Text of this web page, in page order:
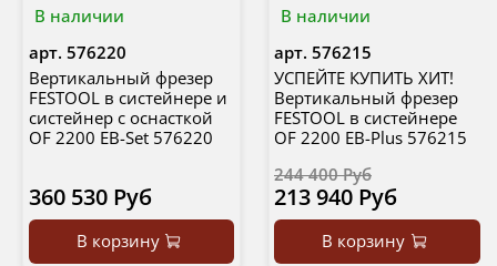
В наличии
арт. 576220
Вертикальный фрезер
FESTOOL в систейнере и
систейнер с оснасткой
OF 2200 EB-Set 576220
360 530 Руб
В корзину
В наличии
арт. 576215
УСПЕЙТЕ КУПИТЬ ХИТ!
Вертикальный фрезер
FESTOOL в систейнере
OF 2200 EB-Plus 576215
244 400 Руб
213 940 Руб
В корзину